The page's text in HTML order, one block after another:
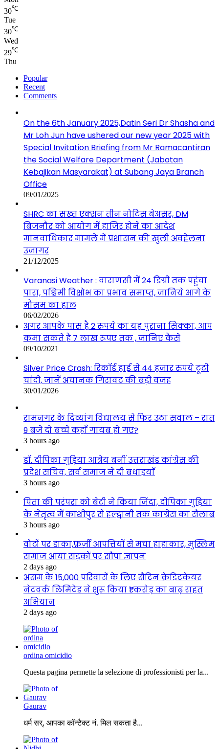
30℃
Tue
30℃
Wed
29℃
Thu
Popular
Recent
Comments
On the 6th January 2025,Datin Seri Dr Shasha and
Mr Loh Jun have ushered our new year 2025 with
Special Invitation Briefing from Mr Ramacantiran
the Social Welfare Department (Jabatan
Kebajikan Masyarakat) at Subang Jaya Branch
Office
09/01/2025
SHRC का सख्त एक्शन तीन नोटिस बेअसर, DM
बिजनौर को आयोग में हाज़िर होने का आदेश
मानवाधिकार मामले में प्रशासन की खुली अवहेलना
उजागर
21/12/2025
Varanasi Weather : वाराणसी में 24 डिग्री तक पहुंचा
पारा, पश्चिमी विक्षोभ का प्रभाव समाप्त, जानिये आगे के
मौसम का हाल
06/02/2026
अगर आपके पास है 2 रुपये का यह पुराना सिक्का, आप
कमा सकते है 7 लाख रूपए तक , जानिए कैसे
09/10/2021
Silver Price Crash: रिकॉर्ड हाई से 44 हजार रुपये टूटी
चांदी, जानें अचानक गिरावट की बड़ी वजह
30/01/2026
रामनगर के दिव्यांग विद्यालय से फिर उठा सवाल – रात
9 बजे दो बच्चे कहाँ गायब हो गए?
3 hours ago
डॉ. दीपिका गुड़िया आत्रेय बनीं उत्तराखंड कांग्रेस की
प्रदेश सचिव, सर्व समाज ने दी बधाइयाँ
3 hours ago
पिता की परंपरा को बेटी ने किया जिंदा, दीपिका गुड़िया
के नेतृत्व में काशीपुर से हल्द्वानी तक कांग्रेस का सैलाब
3 hours ago
वोटों पर डाका,फ़र्ज़ी आपत्तियों से मचा हाहाकार, मुस्लिम
समाज आया सड़कों पर सौंपा ज्ञापन
2 days ago
असम के 15,000 परिवारों के लिए सैटिन क्रेडिटकेयर
नेटवर्क लिमिटेड ने शुरू किया ₹1 करोड़ का बाढ़ राहत
अभियान
2 days ago
ordina omicidio
Questa pagina permette la selezione di professionisti per la...
Gaurav
धर्म सर्, आपका कॉन्टैक्ट नं. मिल सकता है...